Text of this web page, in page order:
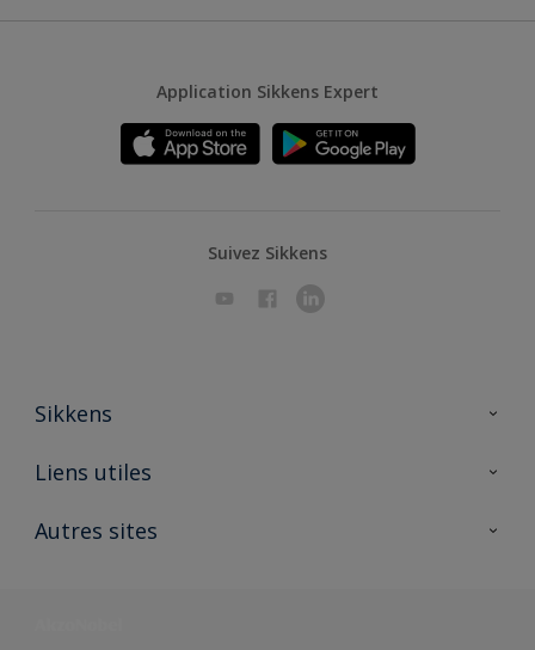
Application Sikkens Expert
Suivez Sikkens
Sikkens
A propos de Sikkens
Liens utiles
Ouvrir un magasin PASS
Autres sites